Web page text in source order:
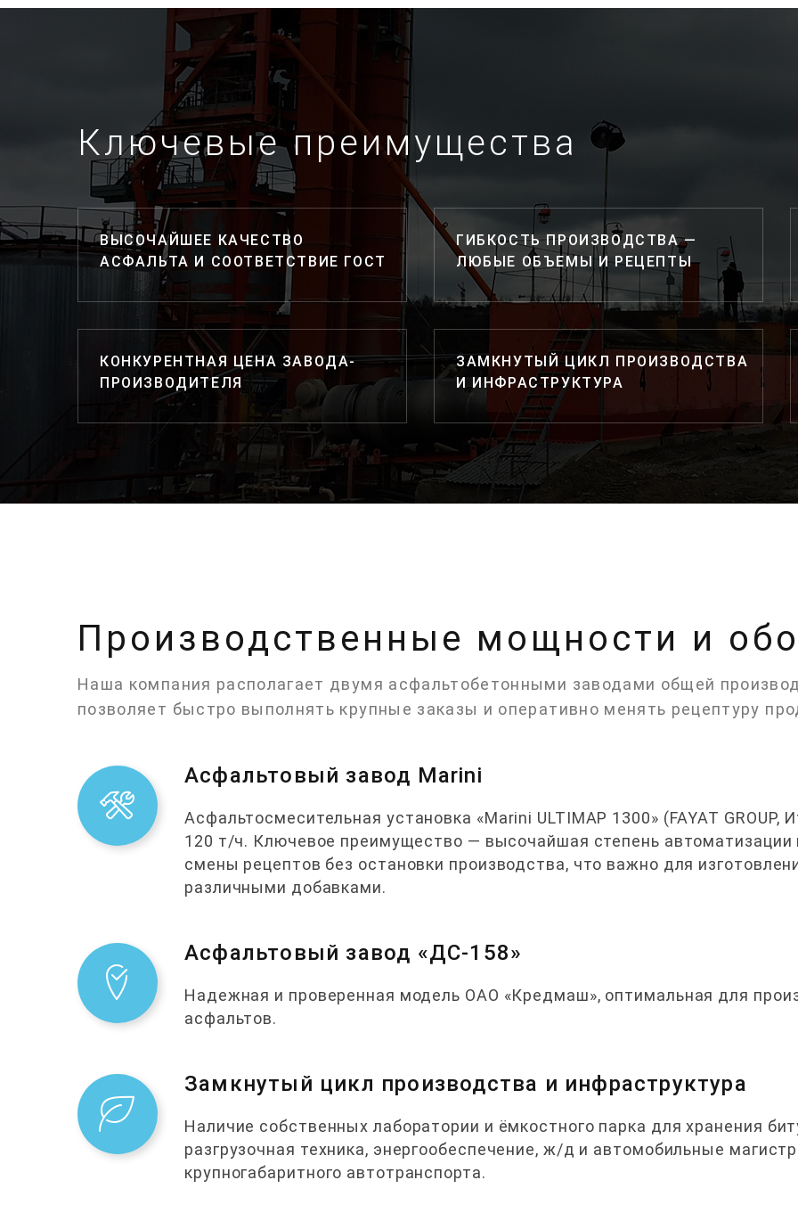
Ключевые преимущества
ВЫСОЧАЙШЕЕ КАЧЕСТВО
АСФАЛЬТА И СООТВЕТСТВИЕ ГОСТ
ГИБКОСТЬ ПРОИЗВОДСТВА —
ЛЮБЫЕ ОБЪЕМЫ И РЕЦЕПТЫ
КОНКУРЕНТНАЯ ЦЕНА ЗАВОДА-
ПРОИЗВОДИТЕЛЯ
ЗАМКНУТЫЙ ЦИКЛ ПРОИЗВОДСТВА
И ИНФРАСТРУКТУРА
Производственные мощности и
Наша компания располагает двумя асфальтобетонными заводами общей
позволяет быстро выполнять крупные заказы и оперативно менять рецептуру
Асфальтовый завод Marini
Асфальтосмесительная установка «Marini ULTIMAP 1300» (FAYAT GROUP,
120 т/ч. Ключевое преимущество — высочайшая степень
смены рецептов без остановки производства, что важно для
различными добавками.
Асфальтовый завод «ДС-158»
Надежная и проверенная модель ОАО «Кредмаш», оптимальная для
асфальтов.
Замкнутый цикл производства и инфраструктура
Наличие собственных лаборатории и ёмкостного парка для хранения
разгрузочная техника, энергообеспечение, ж/д и автомобильные
крупногабаритного автотранспорта.